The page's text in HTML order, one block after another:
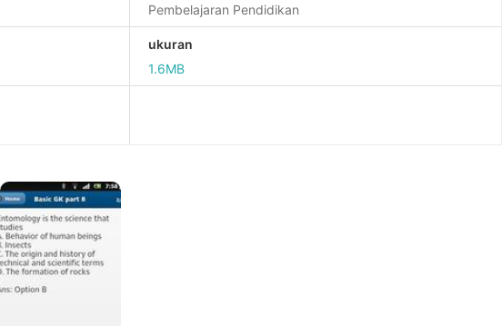
Pembelajaran Pendidikan
ukuran
1.6MB